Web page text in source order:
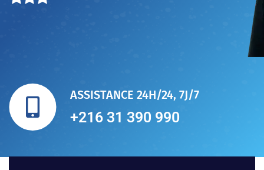
ASSISTANCE 24H/24, 7J/7
+216 31 390 990